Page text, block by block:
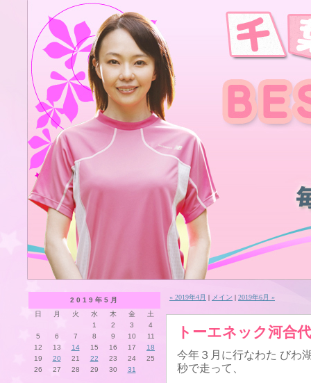
2019年5月
日
月 火 水 木 金
土
1
2 3
4
5
6 7 8 9 10
11
12
13 14 15 16 17
18
19
20 21 22 23 24
25
26
27 28 29 30 31
« 2019年4月 | メイン | 2019年6月 »
トーエネック河合
今年３月に行なわた びわ
秒で走って、